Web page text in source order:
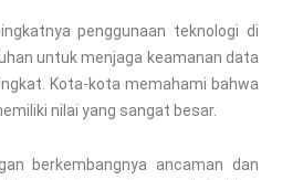
penggunaan teknologi di
untuk menjaga keamanan data
Kota-kota memahami bahwa
nilai yang sangat besar.
berkembangnya ancaman dan